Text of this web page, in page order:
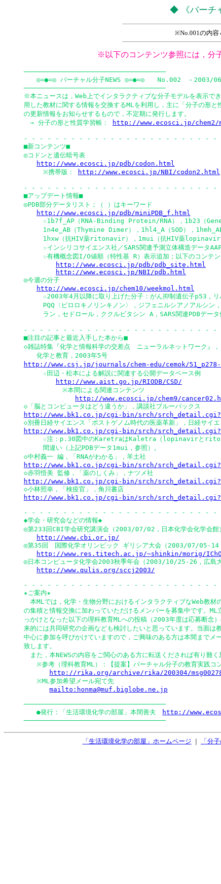
◆ 《バーチ
※No.001の内
※以下のコンテンツ参照には，分
────────────────────────────────────
◎=●=◎ バーチャル分子NEWS ◎=●=◎　　No.002　－2003/
────────────────────────────────────
※本ニュースは，Web上でインタラクティブな分子モデルを表示で
用した教材に関する情報を交換するMLを利用し，主に「分子の形と
の更新情報をお知らせするもので，不定期に発行します。
→ 分子の形と性質学習帳：
http://www.ecosci.jp/chem2/
- - - - - - - - - - - - - - - - - - - - - - - -
■新コンテンツ■
◎コドンと遺伝暗号表
http://www.ecosci.jp/pdb/codon.html
※携帯版：
http://www.ecosci.jp/NBI/codon2.html
- - - - - - - - - - - - - - - - - - - - - - - -
■アップデート情報■
◎PDB部分データリスト；（ ）はキーワード
http://www.ecosci.jp/pdb/miniPDB_f.html
☆1b7f_AP（RNA-Binding Protein/RNA），1b23（
1n4e_AB（Thymine Dimer），1hl4_A（SOD），
1hxw（抗HIV薬ritonavir），1mui（抗HIV薬lopinavir
☆インシリコサイエンス社／SARS関連予測立体構造データ
☆有機概念図I/O値順（特性基 R）表示追加；以下のコンテン
http://www.ecosci.jp/pdb/pdb_site.html
http://www.ecosci.jp/NBI/pdb.html
◎今週の分子
http://www.ecosci.jp/chem10/weekmol.html
☆2003年4月以降に取り上げた分子：がん抑制遺伝子p53，リ
PQQ〈ピロロキノリンキノン〉，ジフェニルシアノアルシン
ラン，セドロール，ククルビタシン A，SARS関連PDBデータ
- - - - - - - - - - - - - - - - - - - - - - - -
■注目の記事と最近入手した本から■
◇雑誌特集『化学と情報科学の交差点　ニューラルネットワーク』，
http://www.csj.jp/journals/chem-edu/cemok/
☆田辺・松本による解説に関連する公開データベース例
http://www.aist.go.jp/RIODB/CSD/
※本間による関連コンテンツ
http://www.ecosci.jp/chem9/
http://www.bk1.co.jp/cgi-bin/srch/
http://www.bk1.co.jp/cgi-bin/srch/
☆注：p.30図中のKaretraはKaletra（lopinavirと
間違い（上記PDBデータ1mui，参照）。
http://www.bk1.co.jp/cgi-bin/srch/
http://www.bk1.co.jp/cgi-bin/srch/
http://www.bk1.co.jp/cgi-bin/srch/
- - - - - - - - - - - - - - - - - - - - - - - -
◆学会・研究会などの情報◆
◎第233回CBI学会研究講演会（2003/07/02，日本化学会化学会館
http://www.cbi.or.jp/
◎第35回　国際化学オリンピック ギリシア大会（2003/07/05-14
http://www.res.titech.ac.jp/~shinkin/morig/
◎日本コンピュータ化学会2003秋季年会（2003/10/25-26，広島
http://www.qulis.org/sccj2003/
- - - - - - - - - - - - - - - - - - - - - - - -
★ご案内★
本MLでは，化学・生物分野におけるインタラクティブなWeb教材
の集積と情報交換に加わっていただけるメンバーを募集中です。ML
っかけとなった以下の理科教育MLへの投稿（2003年度は応募断念
来的には共同研究の企画なども検討したいと思っています。当面は
中心に参加を呼びかけていますので，ご興味のある方は本間までメ
致します。
また，本NEWSの内容をご関心のある方に転送くだされば有り難く
※参考（理科教育ML）：【提案】バーチャル分子の教育実践コ
http://rika.org/archive/rika/200304/
※ML参加希望メール宛て先
mailto:honma@muf.biglobe.ne.jp
────────────────────────────────────
●発行：「生活環境化学の部屋」本間善夫
http://
「生活環境化学の部屋」ホームページ ｜ 「分